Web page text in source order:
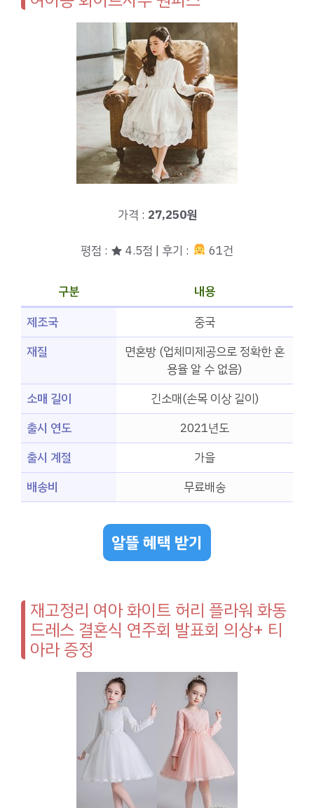
가격 : 27,250원
평점 : ★ 4.5점 | 후기 : 61건
구분
내용
제조국
중국
재질
면혼방 (업체미제공으로 정확한 혼
용율 알 수 없음)
소매 길이
긴소매(손목 이상 길이)
출시 연도
2021년도
출시 계절
가을
배송비
무료배송
알뜰 혜택 받기
재고정리 여아 화이트 허리 플라워 화동
드레스 결혼식 연주회 발표회 의상+ 티
아라 증정